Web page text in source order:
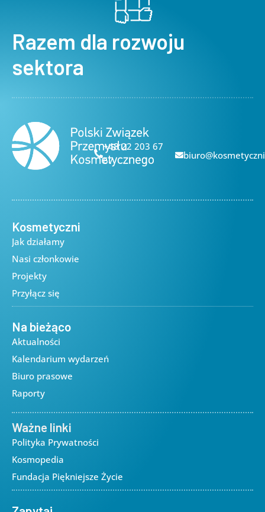
Razem dla rozwoju
sektora
+48 22 203 67
67
Kosmetyczni
Jak działamy
Nasi członkowie
Projekty
Przyłącz się
Na bieżąco
Aktualności
Kalendarium wydarzeń
Biuro prasowe
Raporty
Ważne linki
Polityka Prywatności
Kosmopedia
Fundacja Piękniejsze Życie